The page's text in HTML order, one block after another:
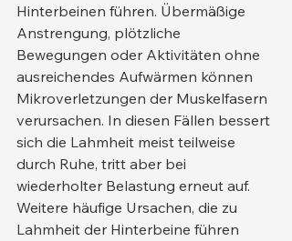
Hinterbeinen führen. Übermäßige
Anstrengung, plötzliche
Bewegungen oder Aktivitäten ohne
ausreichendes Aufwärmen können
Mikroverletzungen der Muskelfasern
verursachen. In diesen Fällen bessert
sich die Lahmheit meist teilweise
durch Ruhe, tritt aber bei
wiederholter Belastung erneut auf.
Weitere häufige Ursachen, die zu
Lahmheit der Hinterbeine führen